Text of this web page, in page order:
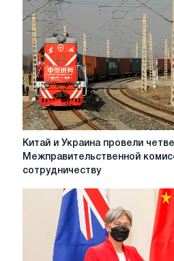
перевозок
Китай
и
Украина
четвертое
заседание
Межправительственной
комиссии
Китай и Украина провели
Межправительственной
сотрудничеству